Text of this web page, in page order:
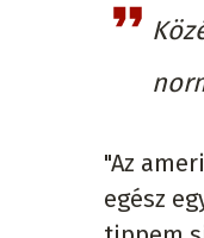
"Az
egész